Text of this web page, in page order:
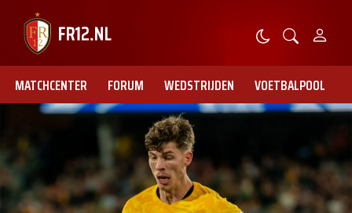
MATCHCENTER FORUM WEDSTRIJDEN VOETBALPOOL